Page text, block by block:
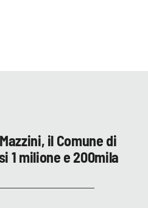
il Comune di
1 milione e 200mila